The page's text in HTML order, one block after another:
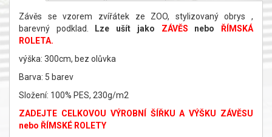
Závěs se vzorem zvířátek ze ZOO, stylizovaný obrys ,
barevný podklad.
Lze ušít jako ZÁVĚS neboŘÍMSKÁ
ROLETA.
výška: 300cm, bez olůvka
Barva: 5 barev
Složení: 100% PES, 230g/m2
ZADEJTE CELKOVOU VÝROBNÍ ŠÍŘKU A VÝŠKU ZÁVĚSU
nebo ŘÍMSKÉ ROLETY